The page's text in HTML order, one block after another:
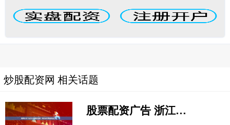
炒股配资网 相关话题
股票配资广告 浙江股票配资网：助您轻松撬动财富杠杆